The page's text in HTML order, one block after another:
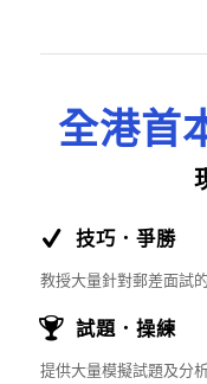
全港首
技巧．爭勝
教授大量針對郵差面試
試題．操練
提供大量模擬試題及分